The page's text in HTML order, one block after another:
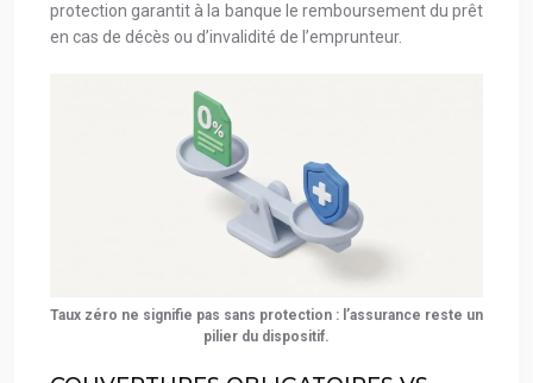
protection garantit à la banque le remboursement du prêt
en cas de décès ou d’invalidité de l’emprunteur.
Taux zéro ne signifie pas sans protection : l’assurance reste un
pilier du dispositif.